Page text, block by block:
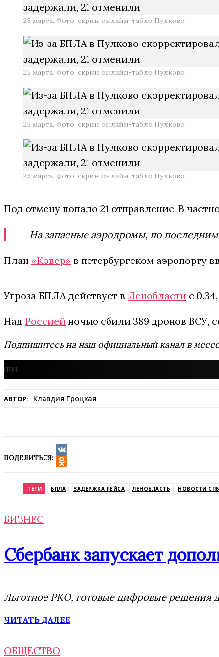
25 марта. Фото: скрин онлайн-табло Пулково
25 марта. Фото: скрин онлайн-табло Пулково
25 марта. Фото: скрин онлайн-табло Пулково
25 марта. Фото: скрин онлайн-табло Пулково
Под отмену попало 21 отправление. В
На запасные аэродромы, по
План «Ковер» в петербургском аэропорту
Угроза БПЛА действует в Ленобласти с
Над Россией ночью сбили 389 дронов ВСУ,
Подпишитесь на наш официальный канал в
АВТОР: Клавдия Гроцкая
ПОДЕЛИТЬСЯ:
VK
ТЕГИ БПЛА ЗАДЕРЖКА РЕЙСА ЛЕНОБЛАСТЬ НОВОСТИ СПБ
БИЗНЕС
Сбербанк запускает
Льготное РКО, готовые цифровые решения
ЧИТАТЬ ДАЛЕЕ
ОБЩЕСТВО